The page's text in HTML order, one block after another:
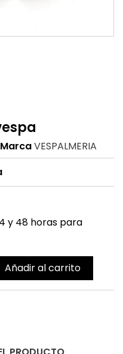
MarcaVESPALMERIA
y 48 horas para
Añadir al carrito